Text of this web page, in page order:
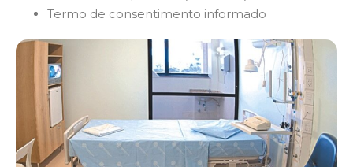
Termo de consentimento informado